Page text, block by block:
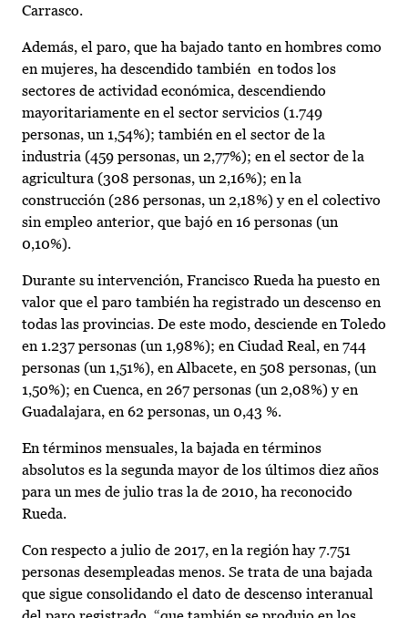
Carrasco.
Además, el paro, que ha bajado tanto en hombres como
en mujeres, ha descendido también en todos los
sectores de actividad económica, descendiendo
mayoritariamente en el sector servicios (1.749
personas, un 1,54%); también en el sector de la
industria (459 personas, un 2,77%); en el sector de la
agricultura (308 personas, un 2,16%); en la
construcción (286 personas, un 2,18%) y en el colectivo
sin empleo anterior, que bajó en 16 personas (un
0,10%).
Durante su intervención, Francisco Rueda ha puesto en
valor que el paro también ha registrado un descenso en
todas las provincias. De este modo, desciende en Toledo
en 1.237 personas (un 1,98%); en Ciudad Real, en 744
personas (un 1,51%), en Albacete, en 508 personas, (un
1,50%); en Cuenca, en 267 personas (un 2,08%) y en
Guadalajara, en 62 personas, un 0,43 %.
En términos mensuales, la bajada en términos
absolutos es la segunda mayor de los últimos diez años
para un mes de julio tras la de 2010, ha reconocido
Rueda.
Con respecto a julio de 2017, en la región hay 7.751
personas desempleadas menos. Se trata de una bajada
que sigue consolidando el dato de descenso interanual